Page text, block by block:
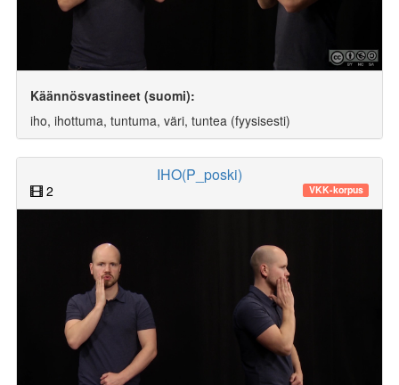
Käännösvastineet (suomi):
iho, ihottuma, tuntuma, väri, tuntea (fyysisesti)
IHO(P_poski)
2 VKK-korpus